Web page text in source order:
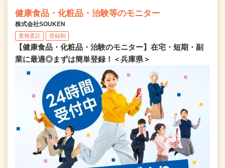
健康食品・化粧品・治験等のモニター
株式会社SOUKEN
業務委託 登録制
【健康食品・化粧品・治験のモニター】在宅・短期・副
業に最適◎まずは簡単登録！＜兵庫県＞